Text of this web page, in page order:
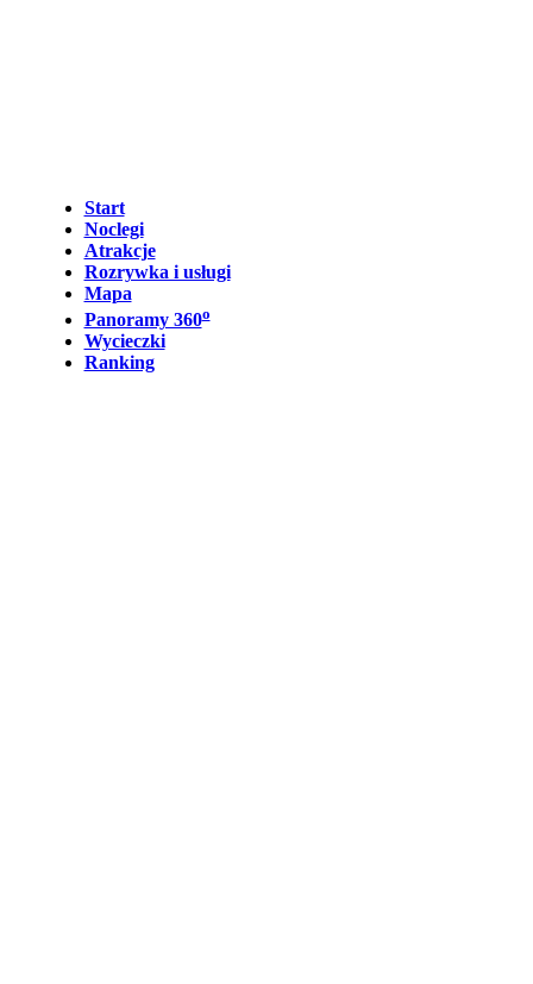
Start
Noclegi
Atrakcje
Rozrywka i usługi
Mapa
Panoramy 360o
Wycieczki
Ranking